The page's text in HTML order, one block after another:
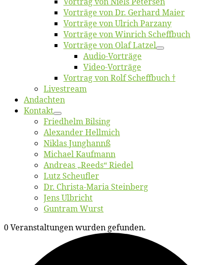
Vor­trä­ge von Dr. Ger­hard Maier
Vor­trä­ge von Ul­rich Parzany
Vor­trä­ge von Win­rich Scheffbuch
Vor­trä­ge von Olaf Latzel
Au­dio-Vor­trä­ge
Vi­deo-Vor­trä­ge
Vor­trag von Rolf Scheffbuch †
Live­stream
An­dach­ten
Kon­takt
Fried­helm Bilsing
Alex­an­der Hellmich
Ni­klas Junghannß
Mi­cha­el Kaufmann
An­dre­as „Reeds“ Riedel
Lutz Scheuf­ler
Dr. Chris­­ta-Ma­ria Steinberg
Jens Ulb­richt
Gun­tram Wurst
0 Veranstaltungen wurden gefunden.